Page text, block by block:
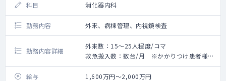
科目 消化器内科
勤務内容 外来、病棟管理、内視鏡検査
勤務内容詳細
外来数：15～25人程度/コマ
救急搬入数：数台/月 ※かかりつけ患者様の
み
外来・病棟管理・内視鏡カメラをお願いしま
給与 1,600万円～2,000万円